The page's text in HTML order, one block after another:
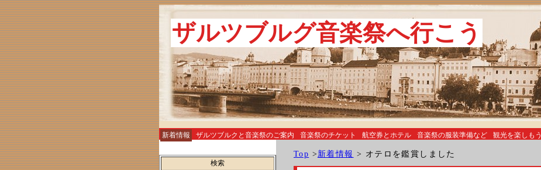
ザルツブルグ音楽祭へ行こう
新着情報 ザルツブルクと音楽祭のご案内 音楽祭のチケット 航空券とホテル 音楽祭の服装準備など 観光を楽しもう
Top > 新着情報 > オテロを鑑賞しました
検索